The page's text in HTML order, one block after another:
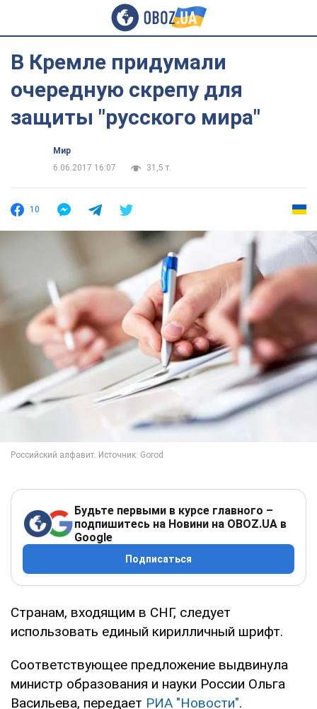
В Кремле придумали
очередную скрепу для
защиты "русского мира"
Мир
6.06.2017 16:07
31,5 т.
10
Будьте первыми в курсе главного –
подпишитесь на Новини на OBOZ.UA в
Google
Подписаться
Странам, входящим в СНГ, следует
использовать единый кирилличный шрифт.
Соответствующее предложение выдвинула
министр образования и науки России Ольга
Васильева, передает РИА "Новости".